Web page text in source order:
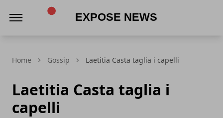
Home Gossip Laetitia Casta taglia i capelli
Laetitia Casta taglia i
capelli